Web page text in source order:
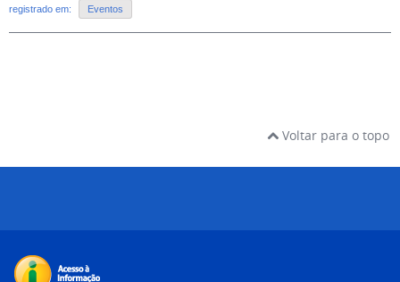
registrado em: Eventos
Voltar para o topo